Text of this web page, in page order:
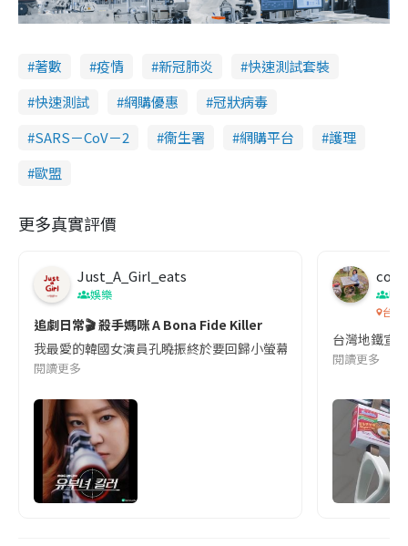
著數 疫情 新冠肺炎
快速測試套裝
快速測試
網購優惠
冠狀病毒
SARS－CoV－2
衞生署 網購平台
護理
歐盟
更多真實評價
Just_A_Girl_eats
娛樂
追劇日常🎬 殺手媽咪 A Bona Fide Killer
我最愛的韓國女演員孔曉振終於要回歸小螢幕啦!這次的劇本改編
閱讀更多
co
吹
台灣
台灣地鐵宣
閱讀更多